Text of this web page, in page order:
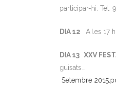
participar-hi. Tel.
DIA 12 A les 17
DIA 13 XXV
guisats…
Setembre